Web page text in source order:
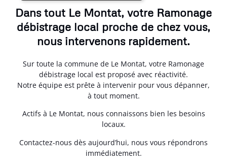
Dans tout Le Montat, votre Ramonage
débistrage local proche de chez vous,
nous intervenons rapidement.
Sur toute la commune de Le Montat, votre Ramonage
débistrage local est proposé avec réactivité.
Notre équipe est prête à intervenir pour vous dépanner,
à tout moment.
Actifs à Le Montat, nous connaissons bien les besoins
locaux.
Contactez-nous dès aujourd’hui, nous vous répondrons
immédiatement.